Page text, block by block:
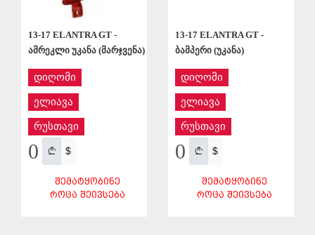
13-17 ELANTRA GT -
ამრეკლი უკანა (მარჯვენა)
დიღომი
ელიავა
რუსთავი
0 $
ᲨᲔᲛᲐᲢᲧᲝᲑᲘᲜᲔ
ᲠᲝᲪᲐ ᲨᲔᲘᲕᲡᲔᲑᲐ
13-17 ELANTRA GT -
ბამპერი (უკანა)
დიღომი
ელიავა
რუსთავი
0 $
ᲨᲔᲛᲐᲢᲧᲝᲑᲘᲜᲔ
ᲠᲝᲪᲐ ᲨᲔᲘᲕᲡᲔᲑᲐ